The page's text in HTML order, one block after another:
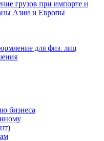
грузов при импорте и
Азии и Европы
для физ. лиц
бизнеса